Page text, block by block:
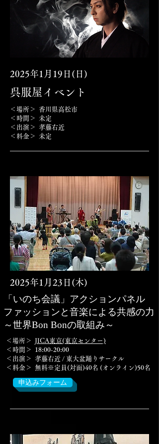
2025年1月19日(日)
呉服屋イベント
＜場所＞ 香川県高松市
＜時間＞ 未定
＜出演＞
孝藤右近
＜料金＞ 未定
2025年1月23日(木)
「いのち会議」アクションパネル
ファッションと音楽による共感の力
～世界Bon Bonの取組み～
＜場所＞ JICA東京(東京センター)
＜時間＞ 18:00-20:00
＜出演＞
孝藤右近 / 東大盆踊りサークル
＜料金＞ 無料※定員(対面)40名 (オンライン)50名
申込みフォーム